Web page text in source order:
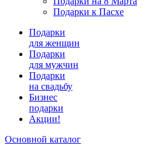
Подарки к Пасхе
Подарки
для женщин
Подарки
для мужчин
Подарки
на свадьбу
Бизнес
подарки
Акции!
Основной каталог